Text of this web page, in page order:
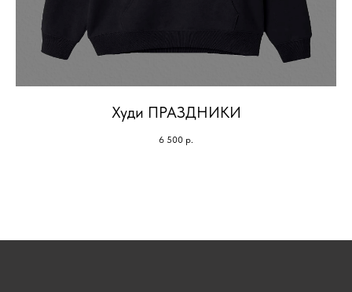
Худи ПРАЗДНИКИ
6 500 р.